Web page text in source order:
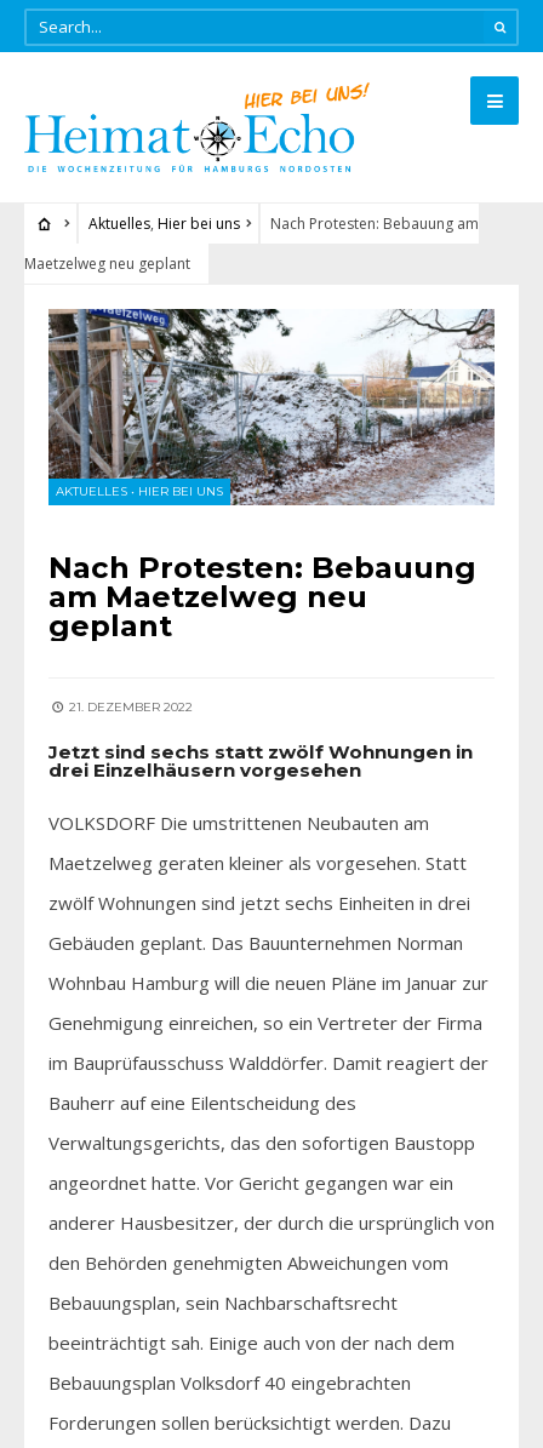
Aktuelles, Hier bei uns
Nach Protesten: Bebauung am
Maetzelweg neu geplant
AKTUELLES • HIER BEI UNS
Nach Protesten: Bebauung
am Maetzelweg neu
geplant
21. DEZEMBER 2022
Jetzt sind sechs statt zwölf Wohnungen in
drei Einzelhäusern vorgesehen
VOLKSDORF Die umstrittenen Neubauten am
Maetzelweg geraten kleiner als vorgesehen. Statt
zwölf Wohnungen sind jetzt sechs Einheiten in drei
Gebäuden geplant. Das Bauunternehmen Norman
Wohnbau Hamburg will die neuen Pläne im Januar zur
Genehmigung einreichen, so ein Vertreter der Firma
im Bauprüfausschuss Walddörfer. Damit reagiert der
Bauherr auf eine Eilentscheidung des
Verwaltungsgerichts, das den sofortigen Baustopp
angeordnet hatte. Vor Gericht gegangen war ein
anderer Hausbesitzer, der durch die ursprünglich von
den Behörden genehmigten Abweichungen vom
Bebauungsplan, sein Nachbarschaftsrecht
beeinträchtigt sah. Einige auch von der nach dem
Bebauungsplan Volksdorf 40 eingebrachten
Forderungen sollen berücksichtigt werden. Dazu